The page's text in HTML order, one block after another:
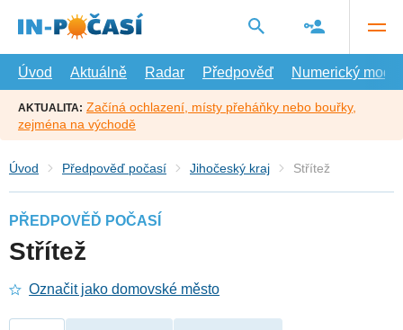
hlavní
Úvod
Aktuálně Radar Předpověď Numerický model
AKTUALITA: Začíná ochlazení, místy přeháňky nebo bouřky,
zejména na východě
Úvod Předpověď počasí Jihočeský kraj Střítež
PŘEDPOVĚĎ POČASÍ
Střítež
Označit jako domovské město